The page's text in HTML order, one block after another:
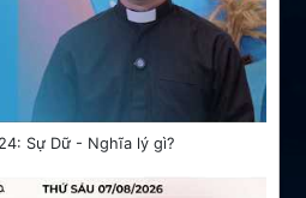
Sự Dữ - Nghĩa lý gì?